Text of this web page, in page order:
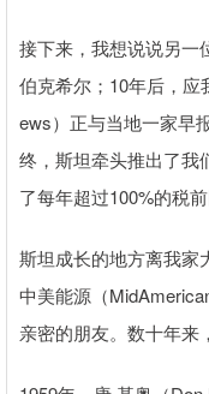
接下来，我想说说另一
伯克希尔；10年后，应
ews）正与当地一家早
终，斯坦牵头推出了我
了每年超过100%的税
斯坦成长的地方离我家
中美能源（
亲密的朋友。数十年来